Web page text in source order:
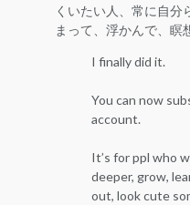
くいたい人、常に自
まって、浮かんで、瞑
I finally did it.
You can now
account.
It’s for ppl who
deeper, grow,
out, look cute